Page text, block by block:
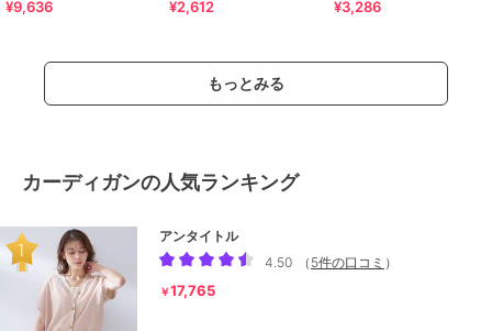
¥9,636 ¥2,612 洗濯機OK》
¥3,286
もっとみる
カーディガンの人気ランキング
アンタイトル
4.50
（ 5件の口コミ ）
￥17,765